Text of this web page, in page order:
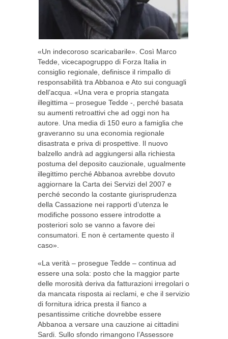
«Un indecoroso scaricabarile». Così Marco
Tedde, vicecapogruppo di Forza Italia in
consiglio regionale, definisce il rimpallo di
responsabilità tra Abbanoa e Ato sui conguagli
dell’acqua. «Una vera e propria stangata
illegittima – prosegue Tedde -, perché basata
su aumenti retroattivi che ad oggi non ha
autore. Una media di 150 euro a famiglia che
graveranno su una economia regionale
disastrata e priva di prospettive. Il nuovo
balzello andrà ad aggiungersi alla richiesta
postuma del deposito cauzionale, ugualmente
illegittimo perché Abbanoa avrebbe dovuto
aggiornare la Carta dei Servizi del 2007 e
perché secondo la costante giurisprudenza
della Cassazione nei rapporti d’utenza le
modifiche possono essere introdotte a
posteriori solo se vanno a favore dei
consumatori. E non è certamente questo il
caso».
«La verità – prosegue Tedde – continua ad
essere una sola: posto che la maggior parte
delle morosità deriva da fatturazioni irregolari o
da mancata risposta ai reclami, e che il servizio
di fornitura idrica presta il fianco a
pesantissime critiche dovrebbe essere
Abbanoa a versare una cauzione ai cittadini
Sardi. Sullo sfondo rimangono l’Assessore